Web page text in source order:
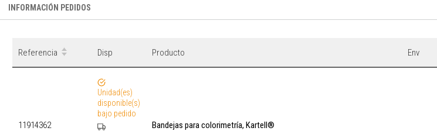
INFORMACIÓN PEDIDOS
Referencia Disp Producto Env
11914362
Unidad(es)
disponible(s)
bajo pedido
Bandejas para colorimetría, Kartell®